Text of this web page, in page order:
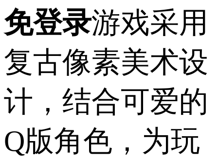
免登录游戏采用
复古像素美术设
计，结合可爱的
Q版角色，为玩